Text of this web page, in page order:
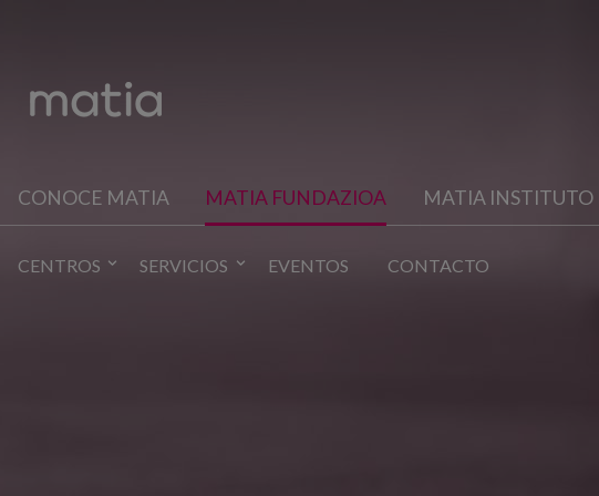
CONOCE MATIA MATIA FUNDAZIOA MATIA INSTITUTO
CENTROS SERVICIOS EVENTOS CONTACTO